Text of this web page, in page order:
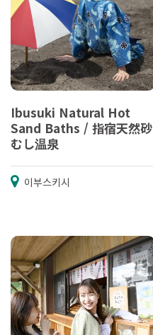
Ibusuki Natural Hot
Sand Baths / 指宿天然砂
むし温泉
이부스키시